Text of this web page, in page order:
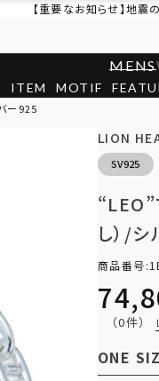
【重要なお知らせ】地
MENS
ITEM MOTIF
ー925
LION
SV925
“LEO”
し）/
商品番号
（0件）
ONE